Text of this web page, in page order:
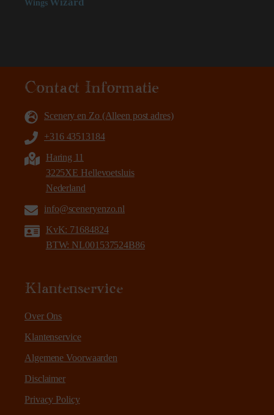
Wings
Contact Informatie
Scenery en Zo (Alleen post adres)
+316 43513184
Haring 11
3225XE Hellevoetsluis
Nederland
info@sceneryenzo.nl
KvK: 71684824
BTW: NL001537524B86
Klantenservice
Over Ons
Klantenservice
Algemene Voorwaarden
Disclaimer
Privacy Policy